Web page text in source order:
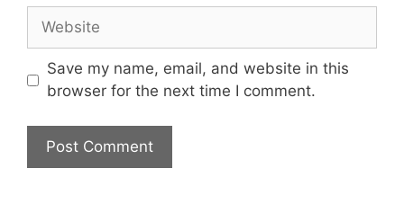
Website
Save my name, email, and website in this
browser for the next time I comment.